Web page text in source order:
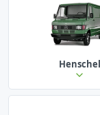
Henschel